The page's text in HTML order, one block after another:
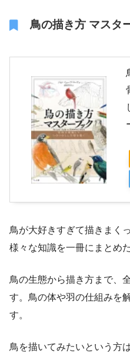
鳥の描き方 マスタ
鳥が大好きすぎて描きまく
様々な知識を一冊にまとめ
鳥の生態から描き方まで、
す。鳥の体や羽の仕組みを
す。
鳥を描いてみたいという方